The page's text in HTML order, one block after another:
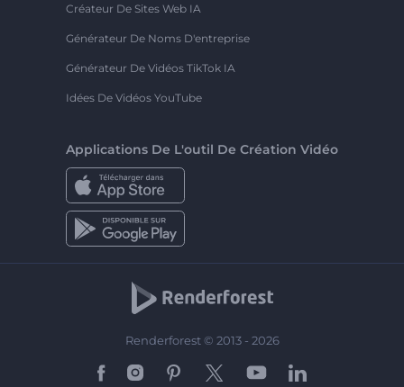
Créateur De Sites Web IA
Générateur De Noms D'entreprise
Générateur De Vidéos TikTok IA
Idées De Vidéos YouTube
Applications De L'outil De Création Vidéo
Renderforest © 2013 - 2026